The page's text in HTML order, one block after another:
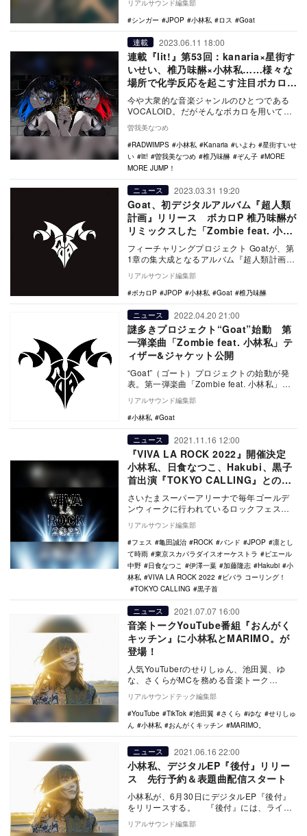
リアルサウンド編集部
シンガー
JPOP 小林私 ロス Goat
連載 2023.06.11 18:00
連載『lit!』第53回：kanaria×星街す
いせい、椎乃味醂×小林私……様々な
場所で化学反応を起こす注目ボカロP
コラボ
今や大衆的な音楽ジャンルのひとつである
VOCALOID。だがそんなボカロを用いて楽
曲を制作するVOCALOIDプロデューサー＝
ボ…
曽我美なつめ
RADWIMPS
小林私 Kanaria いよわ
星街すいせ
い
lit! 曽我美なつめ 椎乃味醂 ぞん子
MORE
MORE JUMP！
ニュース 2023.03.31 19:20
Goat、初デジタルアルバム『超人類
計画』リリース ボカロP 椎乃味醂が
リミックスした「Zombie feat. 小林
私」MV公開
フィーチャリングプロジェクト Goatが、第
1章の集大成となるアルバム『超人類計画』
を3月29日にデジタルリリース。さらにボカ
ロ…
リアルサウンド編集部
ボカロP
JPOP 小林私 Goat 椎乃味醂
ニュース 2022.04.20 21:00
謎多きプロジェクト“Goat”始動 第
一弾楽曲「Zombie feat. 小林私」テ
ィザー&ジャケット公開
“Goat”（ゴート）プロジェクトの始動が発
表。第一弾楽曲「Zombie feat. 小林私」
が、4月27日に配信リリースされる…
リアルサウンド編集部
小林私
Goat
ニュース 2021.11.16 12:00
『VIVA LA ROCK 2022』開催決定
小林私、日食なつこ、Hakubi、黒子
首出演『TOKYO CALLING』とのコ
ラボツアーも
さいたまスーパーアリーナで毎年ゴールデ
ンウィークに行われているロックフェステ
ィバル『VIVA LA ROCK 2022』の開催が…
リアルサウンド編集部
フェス
亀田誠治 ROCK バンド JPOP
凛とし
て時雨
東京スカパラダイスオーケストラ
ピエール
中野
日食なつこ 伊澤一葉 加藤隆志 Hakubi
小
林私
VIVA LA ROCK 2022
ビバラ コーリング！
TOKYO CALLING
黒子首
ニュース 2021.07.07 16:00
音楽トークYouTube番組『おんがく
キッチン』に小林私とMARIMO。が
登場！
人気YouTuberのせりしゅん、池田翼、ゆ
な、さくらがMCを務める音楽トーク
YouTube番組『おんがくキッチン』。第11
回・…
リアルサウンドテック編集部
YouTube
TikTok 池田翼 さくら ゆな
せりしゅ
ん
小林私 おんがくキッチン MARIMO。
ニュース 2021.06.16 22:00
小林私、デジタルEP『後付』リリー
ス 先行予約＆表題曲配信スタート
小林私が、6月30日にデジタルEP『後付』
をリリースする。 『後付』には、ライブ
でもすでに人気曲である「サラダとタコメ
ー…
リアルサウンド編集部